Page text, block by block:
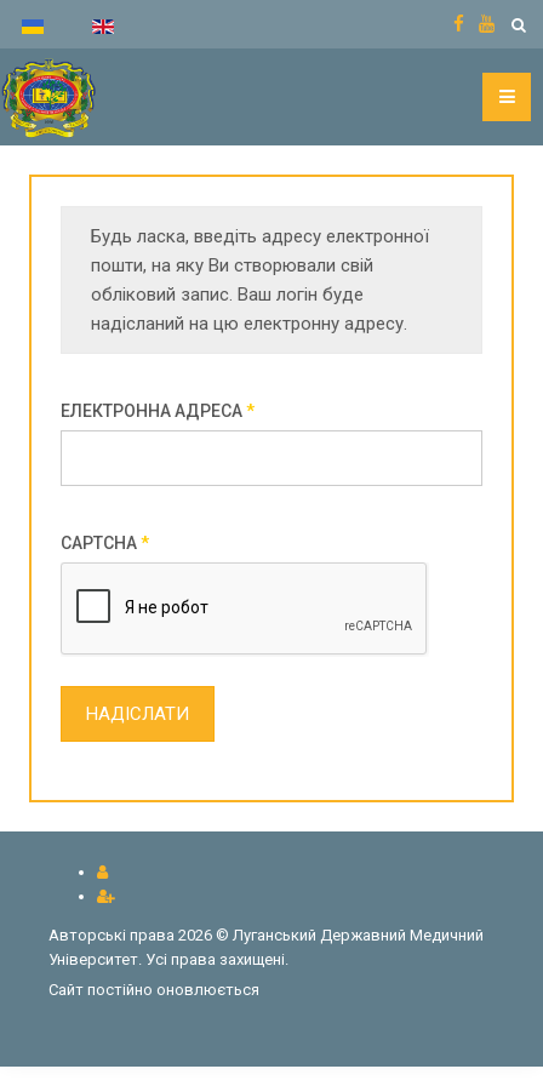
Будь ласка, введіть адресу електронної
пошти, на яку Ви створювали свій
обліковий запис. Ваш логін буде
надісланий на цю електронну адресу.
ЕЛЕКТРОННА АДРЕСА*
CAPTCHA*
НАДІСЛАТИ
Авторські права 2026 © Луганський Державний Медичний
Університет. Усі права захищені.
Сайт постійно оновлюється